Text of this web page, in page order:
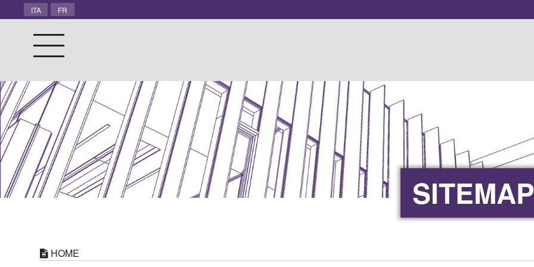
ITA FR
SITEMAP
HOME